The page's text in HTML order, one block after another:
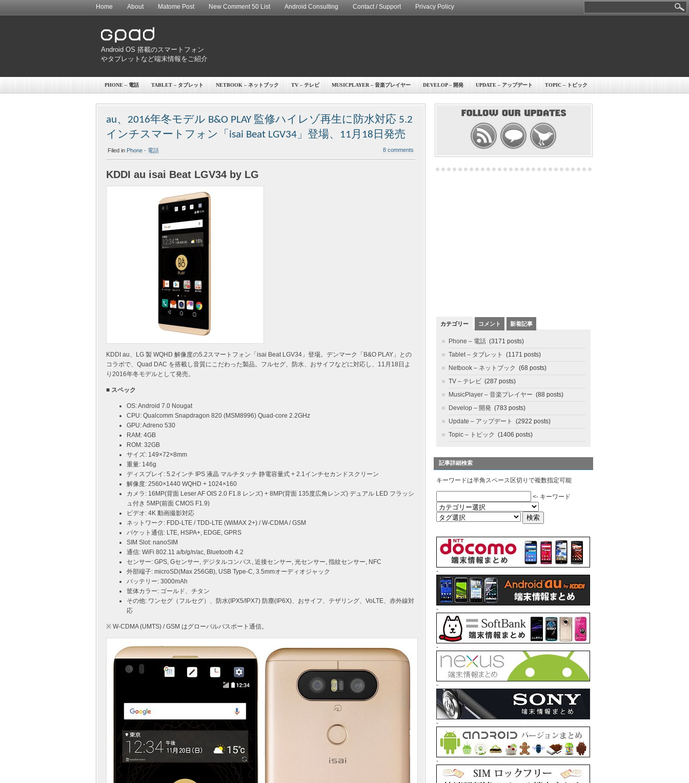
Home About Matome Post New Comment 50 List Android Consulting Contact / Support Privacy Policy
Android OS 搭載のスマートフォン
やタブレットなど端末情報をご紹介
PHONE – 電話 TABLET – タブレット NETBOOK – ネットブック TV – テレビ MUSICPLAYER – 音楽プレイヤー DEVELOP – 開発 UPDATE – アップデート TOPIC – トピック
au、2016年冬モデル B&O PLAY 監修ハイレゾ再生に防水対応 5.2
インチスマートフォン「isai Beat LGV34」登場、11月18日発売
Filed in Phone - 電話 8 comments
KDDI au isai Beat LGV34 by LG
KDDI au、LG 製 WQHD 解像度の5.2スマートフォン「isai Beat LGV34」登場。デンマーク「B&O PLAY」との
コラボで、Quad DAC を搭載し音質にこだわった製品。フルセグ、防水、おサイフなどに対応し、11月18日よ
り2016年冬モデルとして発売。
■ スペック
OS: Android 7.0 Nougat
CPU: Qualcomm Snapdragon 820 (MSM8996) Quad-core 2.2GHz
GPU: Adreno 530
RAM: 4GB
ROM: 32GB
サイズ: 149×72×8mm
重量: 146g
ディスプレイ: 5.2インチ IPS 液晶 マルチタッチ 静電容量式 + 2.1インチセカンドスクリーン
解像度: 2560×1440 WQHD + 1024×160
カメラ: 16MP(背面 Leser AF OIS 2.0 F1.8 レンズ) + 8MP(背面 135度広角レンズ) デュアル LED フラッシ
ュ付き 5MP(前面 CMOS F1.9)
ビデオ: 4K 動画撮影対応
ネットワーク: FDD-LTE / TDD-LTE (WiMAX 2+) / W-CDMA / GSM
パケット通信: LTE, HSPA+, EDGE, GPRS
SIM Slot: nanoSIM
通信: WiFi 802.11 a/b/g/n/ac, Bluetooth 4.2
センサー: GPS, Gセンサー, デジタルコンパス, 近接センサー, 光センサー, 指紋センサー, NFC
外部端子: microSD(Max 256GB), USB Type-C, 3.5mmオーディオジャック
バッテリー: 3000mAh
筐体カラー: ゴールド、チタン
その他: ワンセグ（フルセグ）、防水(IPX5/IPX7) 防塵(IP6X)、おサイフ、テザリング、VoLTE、赤外線対
応
※ W-CDMA (UMTS) / GSM はグローバルパスポート通信。
カテゴリー コメント 新着記事
Phone – 電話 (3171 posts)
Tablet – タブレット
(1171 posts)
Netbook – ネットブック (68 posts)
TV – テレビ (287 posts)
MusicPlayer – 音楽プレイヤー (88 posts)
Develop – 開発 (783 posts)
Update – アップデート
(2922 posts)
Topic – トピック (1406 posts)
記事詳細検索
キーワードは半角スペース区切りで複数指定可能
<- キーワード
-
-
-
-
-
-